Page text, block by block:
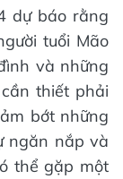
dự báo rằng
tuổi Mão
và những
thiết phải
bớt những
ngăn nắp và
thể gặp một